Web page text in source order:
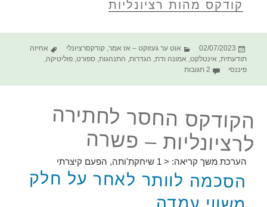
קודקס מהות רציונליות
פורסם
בתאריך
02/07/2023 קטגוריות
אוט ער געזוקט – אז אמר ,קודקסרציונלי תגיות
אחיזה
תודעתית אינטלקט אמונה ודת הגדרות התנהגות ,ספורט ,פוליטיקה
פיננסי
2 תגובות על הקודקס החסר לחתירה לרציונליות – הסכמה | ויתור | פשרה
הקודקס החסר לחתירה
לרציונליות – פשרה
הערכת משך קריאה: < 1 שיחקת'ותה, הפעם קיצרתי
הסכמה לוותר לאחר על חלק